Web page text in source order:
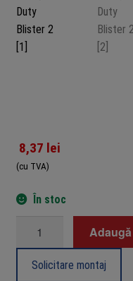
8,37 lei
(cu TVA)
În stoc
Solicitare montaj